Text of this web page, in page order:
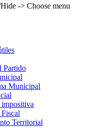
-> Choose menu
Partido
Municipal
impositiva
Fiscal
Territorial